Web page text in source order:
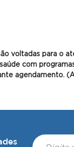
voltadas para o
com
agendamento.